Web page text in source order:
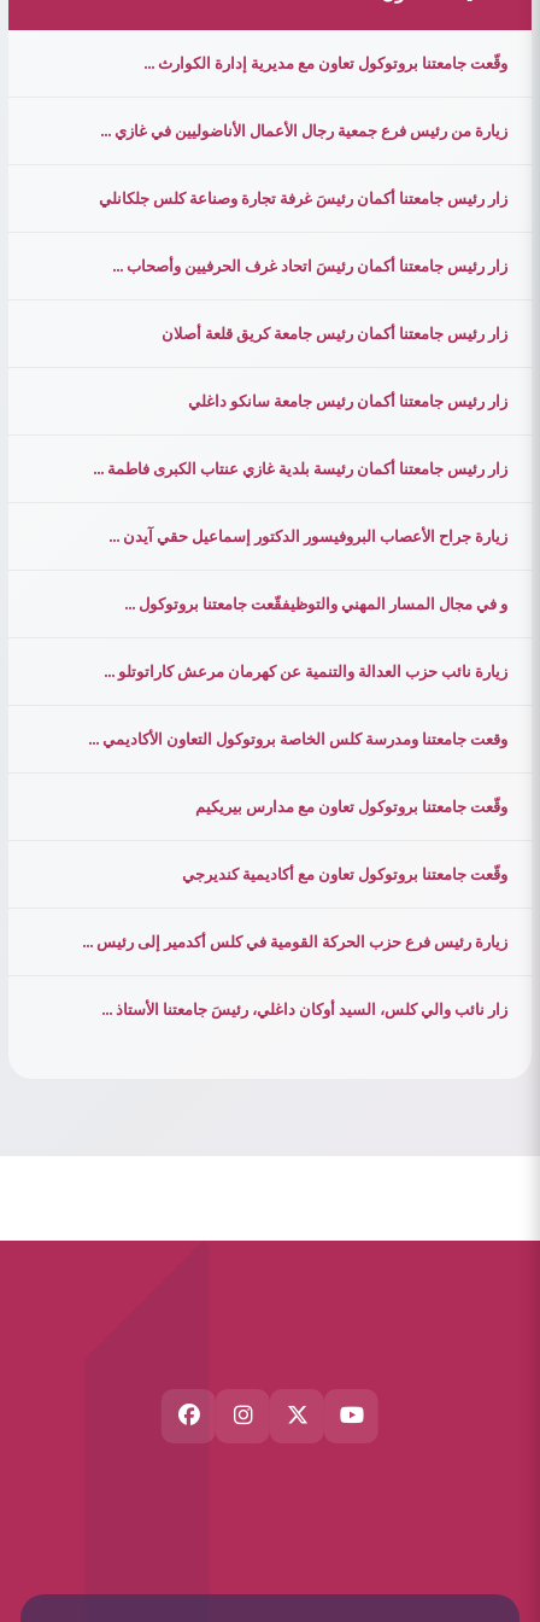
وقّعت جامعتنا بروتوكول تعاون مع مديرية إدارة الكوارث ...
زيارة من رئيس فرع جمعية رجال الأعمال الأناضوليين في غازي ...
زار رئيس جامعتنا أكمان رئيسَ غرفة تجارة وصناعة كلس جلكانلي
زار رئيس جامعتنا أكمان رئيسَ اتحاد غرف الحرفيين وأصحاب ...
زار رئيس جامعتنا أكمان رئيس جامعة كريق قلعة أصلان
زار رئيس جامعتنا أكمان رئيس جامعة سانكو داغلي
زار رئيس جامعتنا أكمان رئيسة بلدية غازي عنتاب الكبرى فاطمة ...
زيارة جراح الأعصاب البروفيسور الدكتور إسماعيل حقي آيدن ...
و في مجال المسار المهني والتوظيفقّعت جامعتنا بروتوكول ...
زيارة نائب حزب العدالة والتنمية عن كهرمان مرعش كاراتوتلو ...
وقعت جامعتنا ومدرسة كلس الخاصة بروتوكول التعاون الأكاديمي ...
وقّعت جامعتنا بروتوكول تعاون مع مدارس بيريكيم
وقّعت جامعتنا بروتوكول تعاون مع أكاديمية كنديرجي
زيارة رئيس فرع حزب الحركة القومية في كلس أكدمير إلى رئيس ...
زار نائب والي كلس، السيد أوكان داغلي، رئيسَ جامعتنا الأستاذ ...